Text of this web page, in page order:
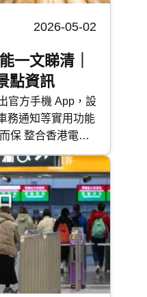
2026-05-02
一文睇清｜
點資訊
官方手機 App，設
務通知等實用功能
保 整合香港電車
法，方便港島通